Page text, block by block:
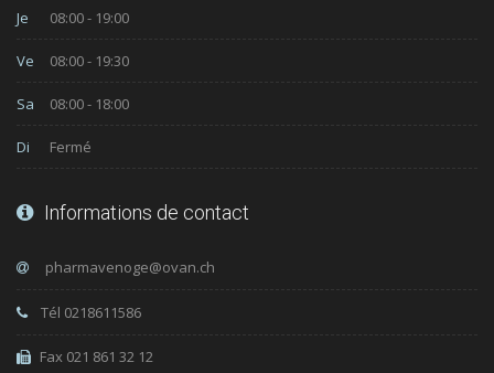
Je 08:00 - 19:00
Ve 08:00 - 19:30
Sa 08:00 - 18:00
Di Fermé
Informations de contact
Tél 0218611586
Fax 021 861 32 12